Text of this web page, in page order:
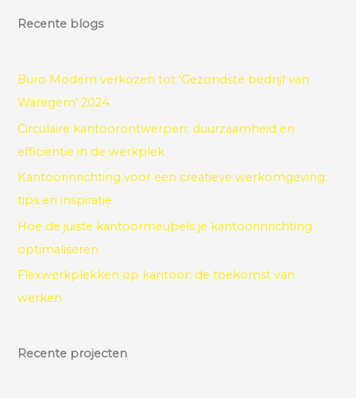
r
h
f
o
r
:
Recente blogs
Buro Modern verkozen tot ‘Gezondste bedrijf van
Waregem’ 2024
Circulaire kantoorontwerpen: duurzaamheid en
efficiëntie in de werkplek
Kantoorinrichting voor een creatieve werkomgeving:
tips en inspiratie
Hoe de juiste kantoormeubels je kantoorinrichting
optimaliseren
Flexwerkplekken op kantoor: de toekomst van
werken
Recente projecten